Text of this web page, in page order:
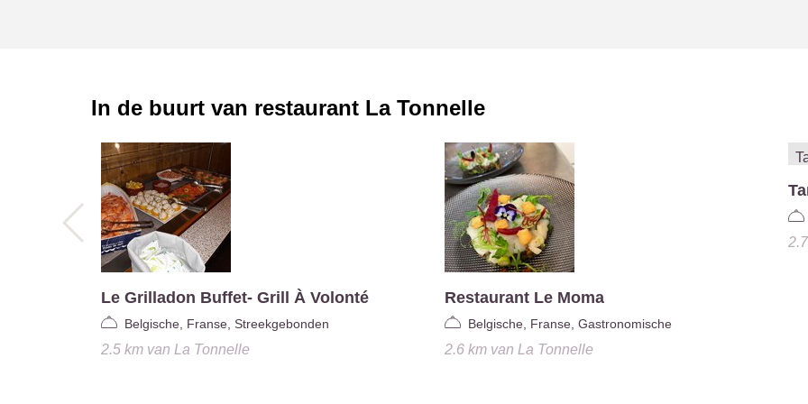
In de buurt van restaurant La Tonnelle
Le Grilladon Buffet- Grill À Volonté
Belgische, Franse, Streekgebonden
2.5 kmvan La Tonnelle
Restaurant Le Moma
Belgische, Franse, Gastronomische
2.6 kmvan La Tonnelle